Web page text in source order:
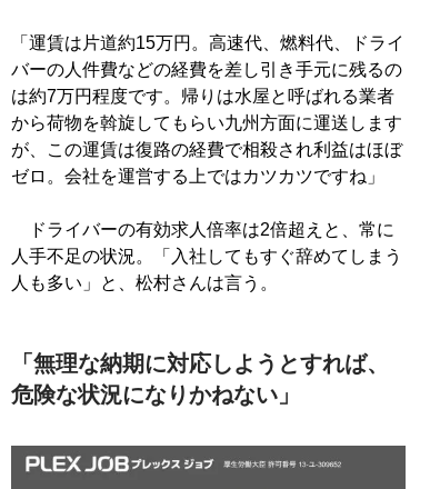
「運賃は片道約15万円。高速代、燃料代、ドライ
バーの人件費などの経費を差し引き手元に残るの
は約7万円程度です。帰りは水屋と呼ばれる業者
から荷物を斡旋してもらい九州方面に運送します
が、この運賃は復路の経費で相殺され利益はほぼ
ゼロ。会社を運営する上ではカツカツですね」
ドライバーの有効求人倍率は2倍超えと、常に
人手不足の状況。「入社してもすぐ辞めてしまう
人も多い」と、松村さんは言う。
「無理な納期に対応しようとすれば、
危険な状況になりかねない」